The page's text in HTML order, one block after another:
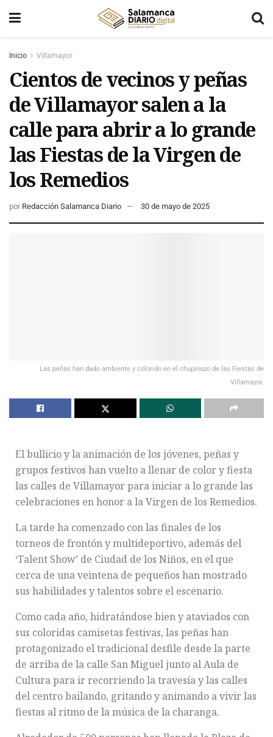
Inicio Villamayor
Cientos de vecinos y peñas
de Villamayor salen a la
calle para abrir a lo grande
las Fiestas de la Virgen de
los Remedios
por Redacción Salamanca Diario 30 de mayo de 2025
Las peñas han dado ambiente y colorido en el chupinazo de las Fiestas de
Villamayor.
El bullicio y la animación de los jóvenes, peñas y
grupos festivos han vuelto a llenar de color y fiesta
las calles de Villamayor para iniciar a lo grande las
celebraciones en honor a la Virgen de los Remedios.
La tarde ha comenzado con las finales de los
torneos de frontón y multideportivo, además del
‘Talent Show’ de Ciudad de los Niños, en el que
cerca de una veintena de pequeños han mostrado
sus habilidades y talentos sobre el escenario.
Como cada año, hidratándose bien y ataviados con
sus coloridas camisetas festivas, las peñas han
protagonizado el tradicional desfile desde la parte
de arriba de la calle San Miguel junto al Aula de
Cultura para ir recorriendo la travesía y las calles
del centro bailando, gritando y animando a vivir las
fiestas al ritmo de la música de la charanga.